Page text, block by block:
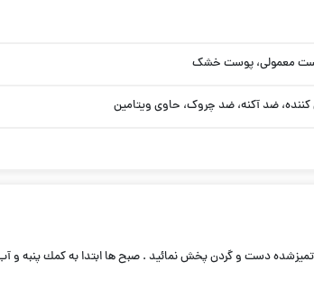
معمولی، پوست خشک
کننده، ضد آکنه، ضد چروک، حاوی ویتامین